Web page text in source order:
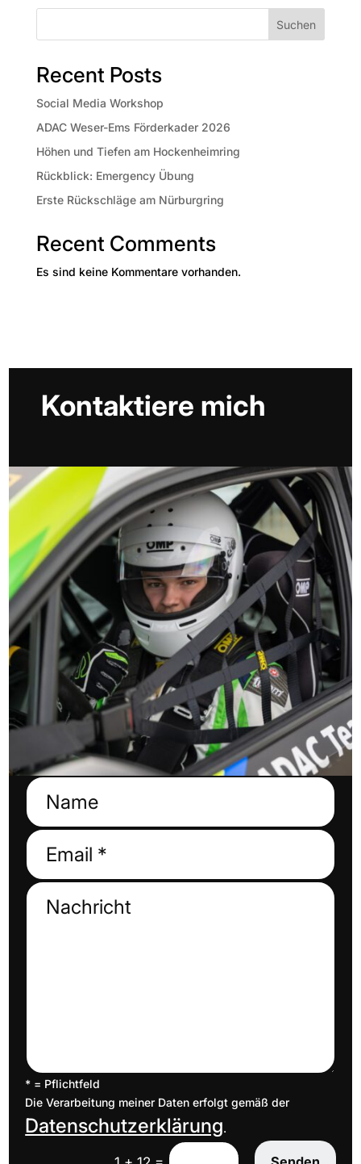
Suchen
Recent Posts
Social Media Workshop
ADAC Weser-Ems Förderkader 2026
Höhen und Tiefen am Hockenheimring
Rückblick: Emergency Übung
Erste Rückschläge am Nürburgring
Recent Comments
Es sind keine Kommentare vorhanden.
Kontaktiere mich
* = Pflichtfeld
Die Verarbeitung meiner Daten erfolgt gemäß der
Datenschutzerklärung.